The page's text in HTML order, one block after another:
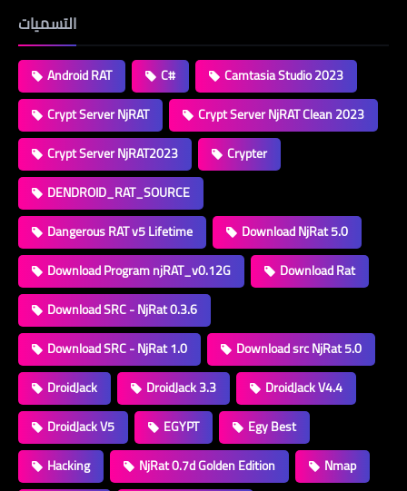
التسميات
Android RAT C#
Camtasia Studio 2023
Crypt Server NjRAT
Crypt Server NjRAT Clean 2023
Crypt Server NjRAT2023
Crypter
DENDROID_RAT_SOURCE
Dangerous RAT v5 Lifetime
Download NjRat 5.0
Download Program njRAT_v0.12G
Download Rat
Download SRC - NjRat 0.3.6
Download SRC - NjRat 1.0
Download src NjRat 5.0
DroidJack
DroidJack 3.3
DroidJack V4.4
DroidJack V5
EGYPT
Egy Best
Hacking
NjRat 0.7d Golden Edition
Nmap